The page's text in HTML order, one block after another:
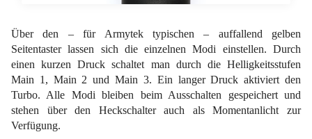
Über den – für Armytek typischen – auffallend gelben
Seitentaster lassen sich die einzelnen Modi einstellen. Durch
einen kurzen Druck schaltet man durch die Helligkeitsstufen
Main 1, Main 2 und Main 3. Ein langer Druck aktiviert den
Turbo. Alle Modi bleiben beim Ausschalten gespeichert und
stehen über den Heckschalter auch als Momentanlicht zur
Verfügung.